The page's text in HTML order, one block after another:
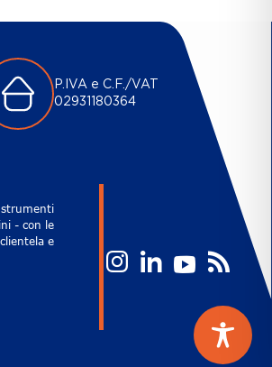
P.IVA e C.F./VAT
02931180364
- con le
e